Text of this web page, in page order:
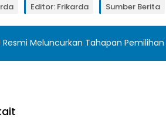
Editor: Frikarda Sumber Berita
Resmi Meluncurkan Tahapan